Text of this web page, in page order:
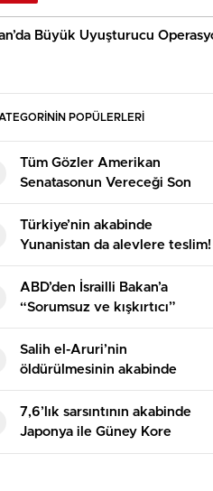
Büyük Uyuşturucu
POPÜLERLERİ
Tüm Gözler Amerikan
Senatasonun Vereceği Son
Kararda
Türkiye’nin akabinde
Yunanistan da alevlere teslim!
Yerleşim yerleri boşaltılmaya
başlandı
ABD’den İsrailli Bakan’a
“Sorumsuz ve kışkırtıcı”
suçlaması! Birebir sertlikte
cevap geldi
Salih el-Aruri’nin
öldürülmesinin akabinde
Hamas, İsrail ile esir takası ve
ateşkes müzakerelerini
durdurdu
7,6’lık sarsıntının akabinde
Japonya ile Güney Kore
ortasında ada krizi çıktı